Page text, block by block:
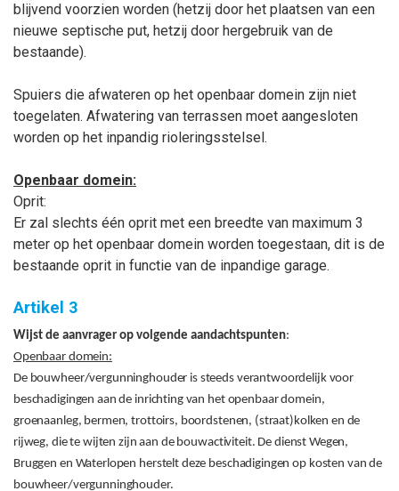
blijvend voorzien worden (hetzij door het plaatsen van een
nieuwe septische put, hetzij door hergebruik van de
bestaande).
Spuiers die afwateren op het openbaar domein zijn niet
toegelaten. Afwatering van terrassen moet aangesloten
worden op het inpandig rioleringsstelsel.
Openbaar domein:
Oprit:
Er zal slechts één oprit met een breedte van maximum 3
meter op het openbaar domein worden toegestaan, dit is de
bestaande oprit in functie van de inpandige garage.
Artikel 3
Wijst de aanvrager op volgende aandachtspunten:
Openbaar domein:
De bouwheer/vergunninghouder is steeds verantwoordelijk voor
beschadigingen aan de inrichting van het openbaar domein,
groenaanleg, bermen, trottoirs, boordstenen, (straat)kolken en de
rijweg, die te wijten zijn aan de bouwactiviteit. De dienst Wegen,
Bruggen en Waterlopen herstelt deze beschadigingen op kosten van de
bouwheer/vergunninghouder.